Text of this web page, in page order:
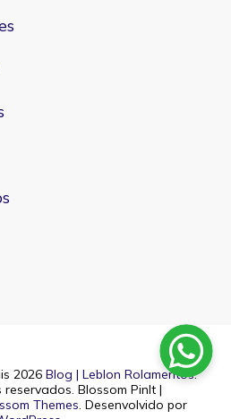
2026 Blog | Leblon Rolamentos.
Blossom PinIt |
Themes. Desenvolvido por